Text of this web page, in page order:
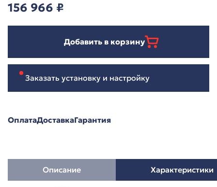
156 966 ₽
Добавить в корзину
Заказать установку и настройку
ОплатаДоставкаГарантия
Описание Характеристики